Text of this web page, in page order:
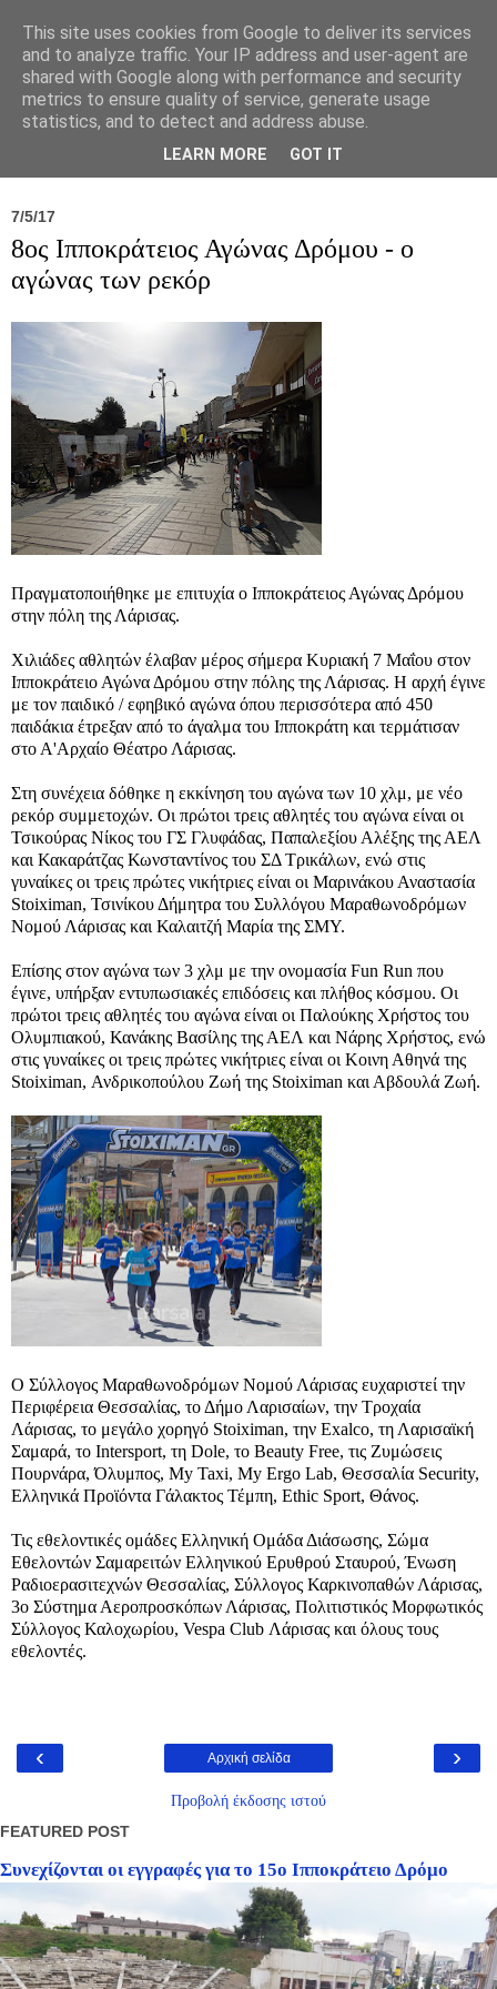
Σύλλογος Ιπποκράτειος
7/5/17
8ος Ιπποκράτειος Αγώνας Δρόμου - ο
αγώνας των ρεκόρ
Πραγματοποιήθηκε με επιτυχία ο Ιπποκράτειος Αγώνας Δρόμου
στην πόλη της Λάρισας.
Χιλιάδες αθλητών έλαβαν μέρος σήμερα Κυριακή 7 Μαΐου στον
Ιπποκράτειο Αγώνα Δρόμου στην πόλης της Λάρισας. Η αρχή έγινε
με τον παιδικό / εφηβικό αγώνα όπου περισσότερα από 450
παιδάκια έτρεξαν από το άγαλμα του Ιπποκράτη και τερμάτισαν
στο Α'Αρχαίο Θέατρο Λάρισας.
Στη συνέχεια δόθηκε η εκκίνηση του αγώνα των 10 χλμ, με νέο
ρεκόρ συμμετοχών. Οι πρώτοι τρεις αθλητές του αγώνα είναι οι
Τσικούρας Νίκος του ΓΣ Γλυφάδας, Παπαλεξίου Αλέξης της ΑΕΛ
και Κακαράτζας Κωνσταντίνος του ΣΔ Τρικάλων, ενώ στις
γυναίκες οι τρεις πρώτες νικήτριες είναι οι Μαρινάκου Αναστασία
Stoiximan, Τσινίκου Δήμητρα του Συλλόγου Μαραθωνοδρόμων
Νομού Λάρισας και Καλαιτζή Μαρία της ΣΜΥ.
Επίσης στον αγώνα των 3 χλμ με την ονομασία Fun Run που
έγινε, υπήρξαν εντυπωσιακές επιδόσεις και πλήθος κόσμου. Οι
πρώτοι τρεις αθλητές του αγώνα είναι οι Παλούκης Χρήστος του
Ολυμπιακού, Κανάκης Βασίλης της ΑΕΛ και Νάρης Χρήστος, ενώ
στις γυναίκες οι τρεις πρώτες νικήτριες είναι οι Κοινη Αθηνά της
Stoiximan, Ανδρικοπούλου Ζωή της Stoiximan και Αβδουλά Ζωή.
Ο Σύλλογος Μαραθωνοδρόμων Νομού Λάρισας ευχαριστεί την
Περιφέρεια Θεσσαλίας, το Δήμο Λαρισαίων, την Τροχαία
Λάρισας, το μεγάλο χορηγό Stoiximan, την Εxalco, τη Λαρισαϊκή
Σαμαρά, το Intersport, τη Dole, το Beauty Free, τις Ζυμώσεις
Πουρνάρα, Όλυμπος, My Taxi, My Ergo Lab, Θεσσαλία Security,
Ελληνικά Προϊόντα Γάλακτος Τέμπη, Ethic Sport, Θάνος.
Τις εθελοντικές ομάδες Ελληνική Ομάδα Διάσωσης, Σώμα
Εθελοντών Σαμαρειτών Ελληνικού Ερυθρού Σταυρού, Ένωση
Ραδιοερασιτεχνών Θεσσαλίας, Σύλλογος Καρκινοπαθών Λάρισας,
3ο Σύστημα Αεροπροσκόπων Λάρισας, Πολιτιστικός Μορφωτικός
Σύλλογος Καλοχωρίου, Vespa Club Λάρισας και όλους τους
εθελοντές.
‹ ›
Αρχική σελίδα
Προβολή έκδοσης ιστού
FEATURED POST
Συνεχίζονται οι εγγραφές για το 15ο Ιπποκράτειο Δρόμο
This site uses cookies from Google to deliver its services
and to analyze traffic. Your IP address and user-agent are
shared with Google along with performance and security
metrics to ensure quality of service, generate usage
statistics, and to detect and address abuse.
LEARN MORE GOT IT